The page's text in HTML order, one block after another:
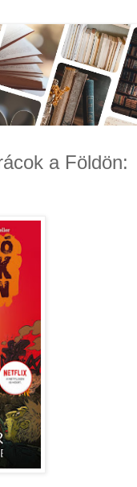
a Földön: